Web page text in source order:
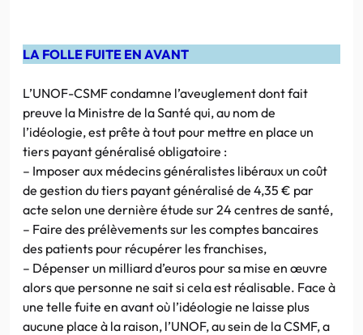
LA FOLLE FUITE EN AVANT
L’UNOF-CSMF condamne l’aveuglement dont fait
preuve la Ministre de la Santé qui, au nom de
l’idéologie, est prête à tout pour mettre en place un
tiers payant généralisé obligatoire :
– Imposer aux médecins généralistes libéraux un coût
de gestion du tiers payant généralisé de 4,35 € par
acte selon une dernière étude sur 24 centres de santé,
– Faire des prélèvements sur les comptes bancaires
des patients pour récupérer les franchises,
– Dépenser un milliard d’euros pour sa mise en œuvre
alors que personne ne sait si cela est réalisable. Face à
une telle fuite en avant où l’idéologie ne laisse plus
aucune place à la raison, l’UNOF, au sein de la CSMF, a